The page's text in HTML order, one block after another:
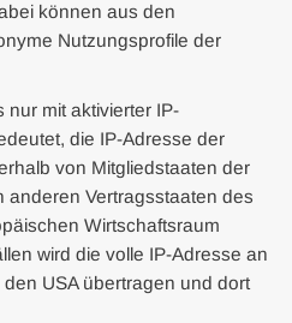
können aus den
Nutzungsprofile der
nur mit aktivierter IP-
die IP-Adresse der
von Mitgliedstaaten der
anderen Vertragsstaaten des
Wirtschaftsraum
wird die volle IP-Adresse an
USA übertragen und dort